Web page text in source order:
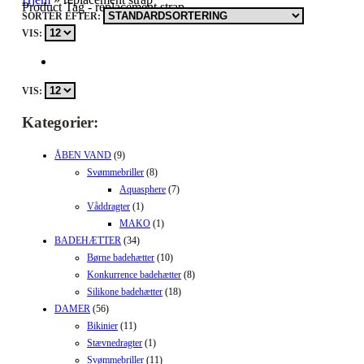
Product Tag - replacement strap
SORTÉR EFTER:
VIS:
VIS:
Kategorier:
ÅBEN VAND (9)
Svømmebriller (8)
Aquasphere (7)
Våddragter (1)
MAKO (1)
BADEHÆTTER (34)
Børne badehætter (10)
Konkurrence badehætter (8)
Silikone badehætter (18)
DAMER (56)
Bikinier (11)
Stævnedragter (1)
Svømmebriller (11)